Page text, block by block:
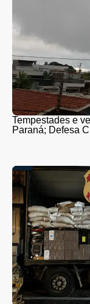
Tempestades e
Paraná; Defesa